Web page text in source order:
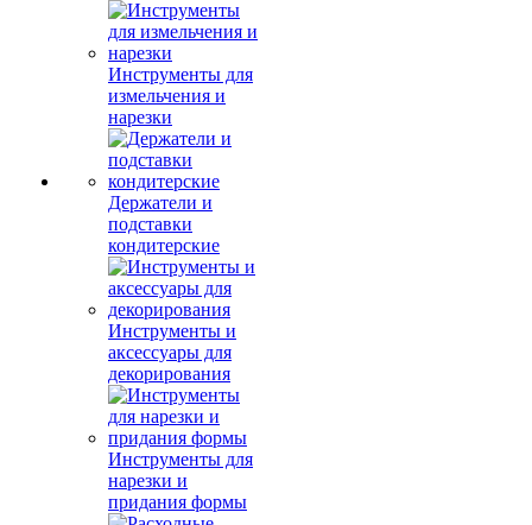
Инструменты для
измельчения и
нарезки
Держатели и
подставки
кондитерские
Инструменты и
аксессуары для
декорирования
Инструменты для
нарезки и
придания формы